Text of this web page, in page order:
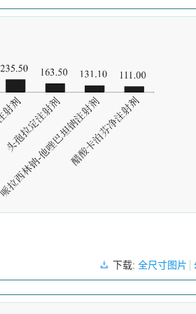
下载: 全尺寸图片